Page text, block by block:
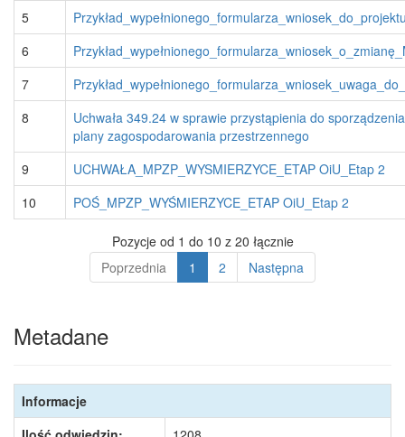
5
6
7
8
Uchwała 349.24 w sprawie przystąpienia do
plany zagospodarowania przestrzennego
9
UCHWAŁA_MPZP_WYSMIERZYCE_ETAP OiU_Etap 2
10
POŚ_MPZP_WYŚMIERZYCE_ETAP OiU_Etap 2
Pozycje od 1 do 10 z 20 łącznie
Poprzednia
1 2 Następna
Metadane
Informacje